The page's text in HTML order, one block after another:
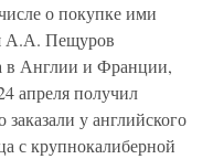
о покупке ими
А.А. Пещуров
в Англии и Франции,
апреля получил
у английского
с крупнокалиберной